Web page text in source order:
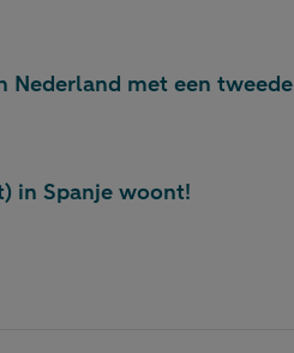
Nederland met een tweede
in Spanje woont!